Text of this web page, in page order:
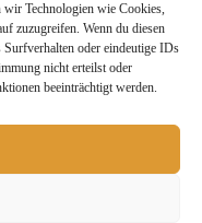
wir Technologien wie Cookies,
zuzugreifen. Wenn du diesen
oder eindeutige IDs
nicht erteilst oder
beeinträchtigt werden.